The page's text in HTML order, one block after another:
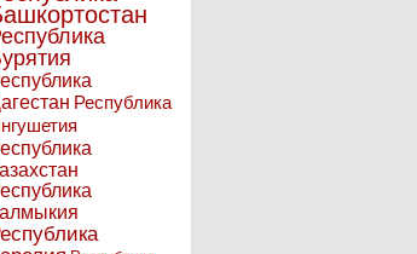
Республика